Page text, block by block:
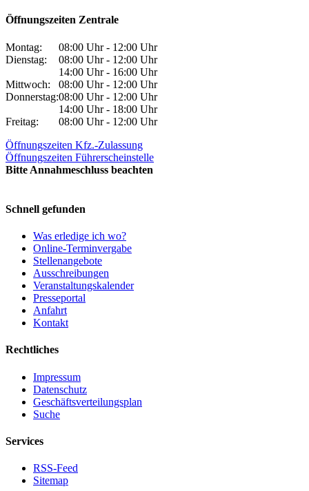
Öffnungszeiten Zentrale
Montag:
08:00 Uhr - 12:00 Uhr
Dienstag:
08:00 Uhr - 12:00 Uhr
14:00 Uhr - 16:00 Uhr
Mittwoch:
08:00 Uhr - 12:00 Uhr
Donnerstag:08:00 Uhr - 12:00 Uhr
14:00 Uhr - 18:00 Uhr
Freitag:
08:00 Uhr - 12:00 Uhr
Öffnungszeiten Kfz.-Zulassung
Öffnungszeiten Führerscheinstelle
Bitte Annahmeschluss beachten
Schnell gefunden
Was erledige ich wo?
Online-Terminvergabe
Stellenangebote
Ausschreibungen
Veranstaltungskalender
Presseportal
Anfahrt
Kontakt
Rechtliches
Impressum
Datenschutz
Geschäftsverteilungsplan
Suche
Services
RSS-Feed
Sitemap